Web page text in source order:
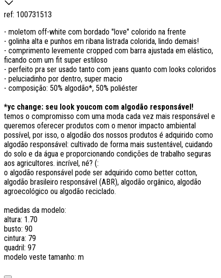
ref: 100731513
- moletom off-white com bordado "love" colorido na frente
- golinha alta e punhos em ribana listrada colorida, lindo demais!
- comprimento levemente cropped com barra ajustada em elástico,
ficando com um fit super estiloso
- perfeito pra ser usado tanto com jeans quanto com looks coloridos
- peluciadinho por dentro, super macio
- composição: 50% algodão*, 50% poliéster
*yc change: seu look youcom com algodão responsável!
temos o compromisso com uma moda cada vez mais responsável e
queremos oferecer produtos com o menor impacto ambiental
possível, por isso, o algodão dos nossos produtos é adquirido como
algodão responsável: cultivado de forma mais sustentável, cuidando
do solo e da água e proporcionando condições de trabalho seguras
aos agricultores. incrível, né? (:
o algodão responsável pode ser adquirido como better cotton,
algodão brasileiro responsável (ABR), algodão orgânico, algodão
agroecológico ou algodão reciclado.
medidas da modelo:
altura: 1.70
busto: 90
cintura: 79
quadril: 97
modelo veste tamanho: m